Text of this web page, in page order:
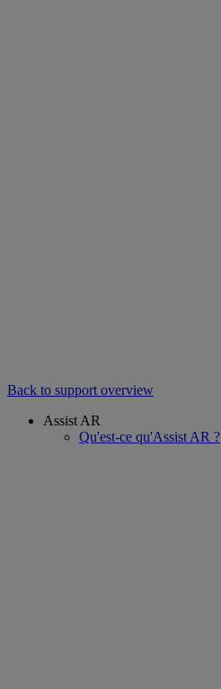
Back to support overview
Assist AR
Qu'est-ce qu'Assist AR ?